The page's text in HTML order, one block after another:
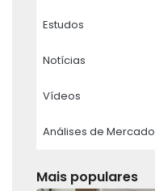
Estudos
Notícias
Vídeos
Análises de Mercado
Mais populares